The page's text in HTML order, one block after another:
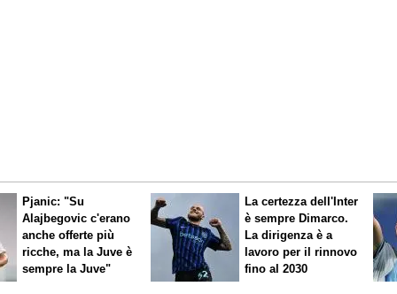
Pjanic: "Su
Alajbegovic c'erano
anche offerte più
ricche, ma la Juve è
sempre la Juve"
La certezza dell'Inter
è sempre Dimarco.
La dirigenza è a
lavoro per il rinnovo
fino al 2030